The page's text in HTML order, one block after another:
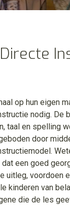
op hun eigen
nodig. De
taal en spelling
door
een goed
uitleg, voordoen
kinderen van
die de les